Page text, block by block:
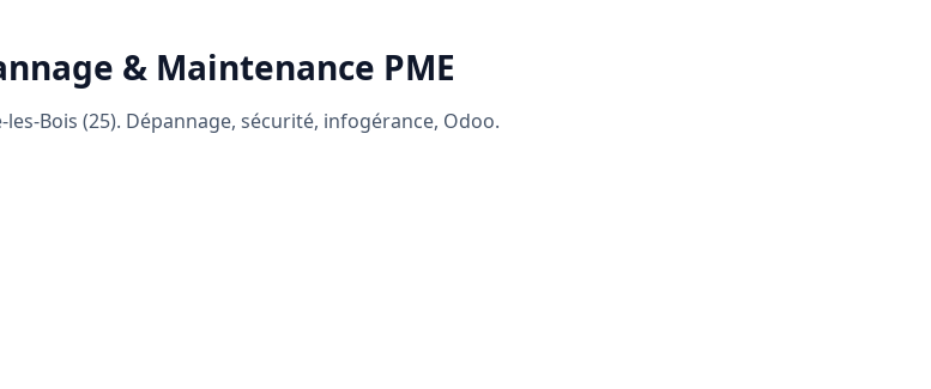
& Maintenance PME
Bois (25). Dépannage, sécurité, infogérance, Odoo.